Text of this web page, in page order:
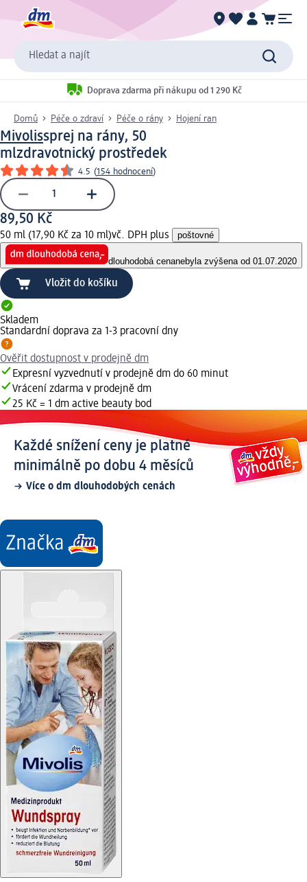
Hledat a najít
Doprava zdarma při nákupu od 1 290 Kč
Domů Péče o zdraví Péče o rány Hojení ran
Mivolissprej na rány, 50
mlzdravotnický prostředek
4.5 (154 hodnocení)
89,50 Kč
50 ml (17,90 Kč za 10 ml)vč. DPH plus poštovné
dlouhodobá cenanebyla zvýšena od 01.07.2020
Vložit do košíku
Skladem
Standardní doprava za 1-3 pracovní dny
Ověřit dostupnost v prodejně dm
Expresní vyzvednutí v prodejně dm do 60 minut
Vrácení zdarma v prodejně dm
25 Kč = 1 dm active beauty bod
Každé snížení ceny je platné
minimálně po dobu 4 měsíců
Více o dm dlouhodobých cenách